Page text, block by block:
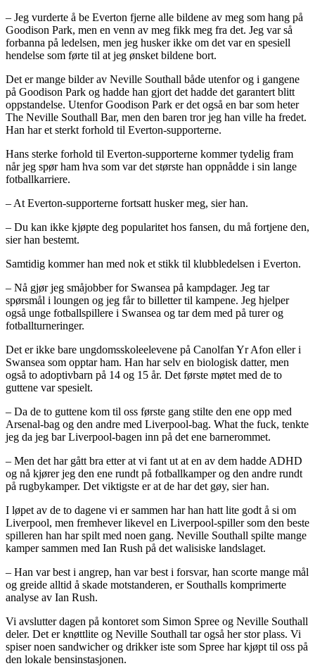
– Jeg vurderte å be Everton fjerne alle bildene av meg som hang på
Goodison Park, men en venn av meg fikk meg fra det. Jeg var så
forbanna på ledelsen, men jeg husker ikke om det var en spesiell
hendelse som førte til at jeg ønsket bildene bort.
Det er mange bilder av Neville Southall både utenfor og i gangene
på Goodison Park og hadde han gjort det hadde det garantert blitt
oppstandelse. Utenfor Goodison Park er det også en bar som heter
The Neville Southall Bar, men den baren tror jeg han ville ha fredet.
Han har et sterkt forhold til Everton-supporterne.
Hans sterke forhold til Everton-supporterne kommer tydelig fram
når jeg spør ham hva som var det største han oppnådde i sin lange
fotballkarriere.
– At Everton-supporterne fortsatt husker meg, sier han.
– Du kan ikke kjøpte deg popularitet hos fansen, du må fortjene den,
sier han bestemt.
Samtidig kommer han med nok et stikk til klubbledelsen i Everton.
– Nå gjør jeg småjobber for Swansea på kampdager. Jeg tar
spørsmål i loungen og jeg får to billetter til kampene. Jeg hjelper
også unge fotballspillere i Swansea og tar dem med på turer og
fotballturneringer.
Det er ikke bare ungdomsskoleelevene på Canolfan Yr Afon eller i
Swansea som opptar ham. Han har selv en biologisk datter, men
også to adoptivbarn på 14 og 15 år. Det første møtet med de to
guttene var spesielt.
– Da de to guttene kom til oss første gang stilte den ene opp med
Arsenal-bag og den andre med Liverpool-bag. What the fuck, tenkte
jeg da jeg bar Liverpool-bagen inn på det ene barnerommet.
– Men det har gått bra etter at vi fant ut at en av dem hadde ADHD
og nå kjører jeg den ene rundt på fotballkamper og den andre rundt
på rugbykamper. Det viktigste er at de har det gøy, sier han.
I løpet av de to dagene vi er sammen har han hatt lite godt å si om
Liverpool, men fremhever likevel en Liverpool-spiller som den beste
spilleren han har spilt med noen gang. Neville Southall spilte mange
kamper sammen med Ian Rush på det walisiske landslaget.
– Han var best i angrep, han var best i forsvar, han scorte mange mål
og greide alltid å skade motstanderen, er Southalls komprimerte
analyse av Ian Rush.
Vi avslutter dagen på kontoret som Simon Spree og Neville Southall
deler. Det er knøttlite og Neville Southall tar også her stor plass. Vi
spiser noen sandwicher og drikker iste som Spree har kjøpt til oss på
den lokale bensinstasjonen.